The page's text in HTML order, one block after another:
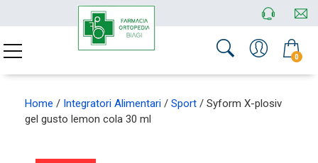
0
Home / Integratori Alimentari / Sport / Syform X-plosiv
gel gusto lemon cola 30 ml